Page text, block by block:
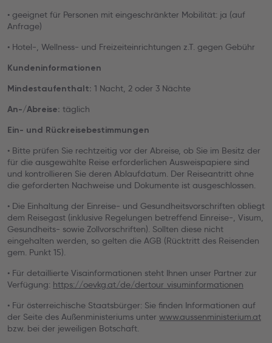
• geeignet für Personen mit eingeschränkter Mobilität: ja (auf
Anfrage)
• Hotel-, Wellness- und Freizeiteinrichtungen z.T. gegen Gebühr
Kundeninformationen
Mindestaufenthalt: 1 Nacht, 2 oder 3 Nächte
An-/Abreise: täglich
Ein- und Rückreisebestimmungen
• Bitte prüfen Sie rechtzeitig vor der Abreise, ob Sie im Besitz der
für die ausgewählte Reise erforderlichen Ausweispapiere sind
und kontrollieren Sie deren Ablaufdatum. Der Reiseantritt ohne
die geforderten Nachweise und Dokumente ist ausgeschlossen.
• Die Einhaltung der Einreise- und Gesundheitsvorschriften obliegt
dem Reisegast (inklusive Regelungen betreffend Einreise-, Visum,
Gesundheits- sowie Zollvorschriften). Sollten diese nicht
eingehalten werden, so gelten die AGB (Rücktritt des Reisenden
gem. Punkt 15).
• Für detaillierte Visainformationen steht Ihnen unser Partner zur
Verfügung: https://oevkg.at/de/dertour_visuminformationen
• Für österreichische Staatsbürger: Sie finden Informationen auf
der Seite des Außenministeriums unter www.aussenministerium.at
bzw. bei der jeweiligen Botschaft.